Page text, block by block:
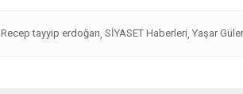
Recep tayyip erdoğan, SİYASET Haberleri, Yaşar Güler